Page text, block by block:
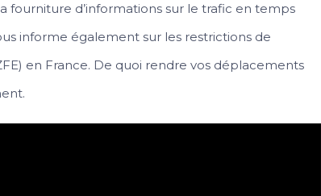
fourniture d’informations sur le trafic en temps
informe également sur les restrictions de
en France. De quoi rendre vos déplacements